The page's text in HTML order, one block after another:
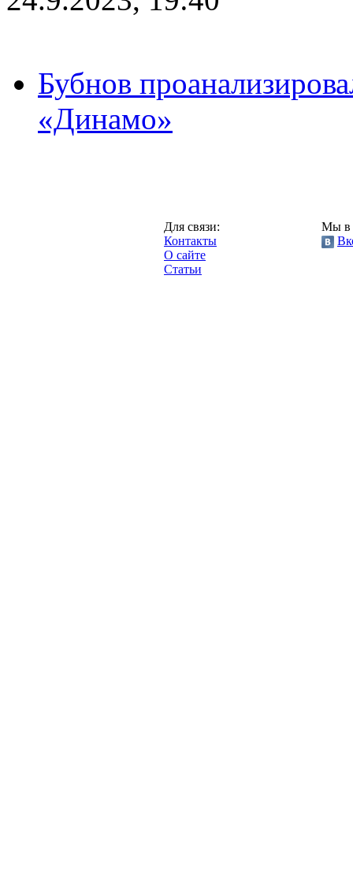
Бубнов
«Динамо»
Для связи:
Контакты
О сайте
Статьи
Мы в